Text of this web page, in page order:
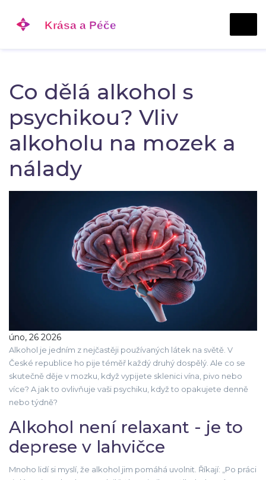
Co dělá alkohol s
psychikou? Vliv
alkoholu na mozek a
nálady
úno, 26 2026
Alkohol je jedním z nejčastěji používaných látek na světě. V
České republice ho pije téměř každý druhý dospělý. Ale co se
skutečně děje v mozku, když vypijete sklenici vína, pivo nebo
více? A jak to ovlivňuje vaši psychiku, když to opakujete denně
nebo týdně?
Alkohol není relaxant - je to
deprese v lahvičce
Mnoho lidí si myslí, že alkohol jim pomáhá uvolnit. Říkají: „Po práci